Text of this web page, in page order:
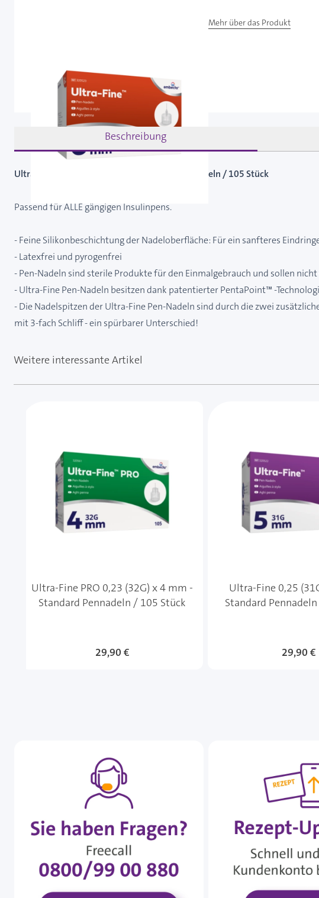
Mehr über das Produkt
Beschreibung
Ultra-Fine 0,25 (31G) x 6 mm - Standard Pennadeln / 105 Stück
Passend für ALLE gängigen Insulinpens.
- Feine Silikonbeschichtung der Nadeloberfläche: Für ein sanfteres
- Latexfrei und pyrogenfrei
- Pen-Nadeln sind sterile Produkte für den Einmalgebrauch und sollen
- Ultra-Fine Pen-Nadeln besitzen dank patentierter PentaPoint™ -
- Die Nadelspitzen der Ultra-Fine Pen-Nadeln sind durch die zwei
mit 3-fach Schliff - ein spürbarer Unterschied!
Weitere interessante Artikel
Ultra-Fine PRO 0,23 (32G) x 4 mm -
Standard Pennadeln / 105 Stück
29,90 €
Ultra-Fine 0,25
Standard
29,90 €